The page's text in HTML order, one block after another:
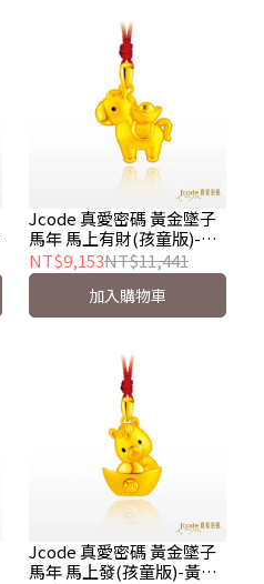
Jcode 真愛密碼 黃金墜子
馬年 馬上有財(孩童版)-黃
金墜子 金重約 0.38 錢
NT$9,153NT$11,441
加入購物車
Jcode 真愛密碼 黃金墜子
馬年 馬上發(孩童版)-黃金